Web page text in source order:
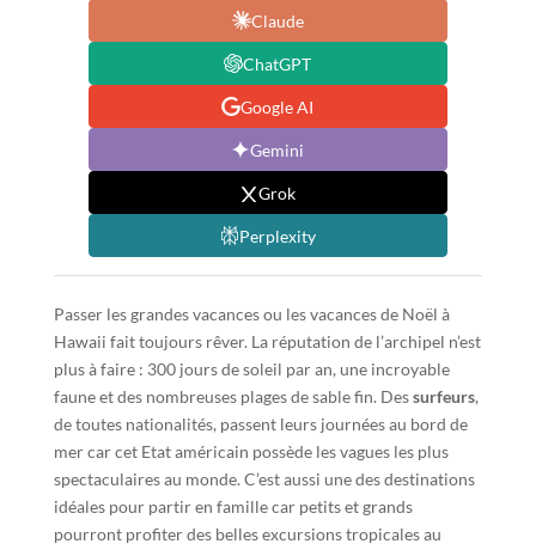
Claude
ChatGPT
Google AI
Gemini
Grok
Perplexity
Passer les grandes vacances ou les vacances de Noël à
Hawaii fait toujours rêver. La réputation de l’archipel n’est
plus à faire : 300 jours de soleil par an, une incroyable
faune et des nombreuses plages de sable fin. Dessurfeurs,
de toutes nationalités, passent leurs journées au bord de
mer car cet Etat américain possède les vagues les plus
spectaculaires au monde. C’est aussi une des destinations
idéales pour partir en famille car petits et grands
pourront profiter des belles excursions tropicales au